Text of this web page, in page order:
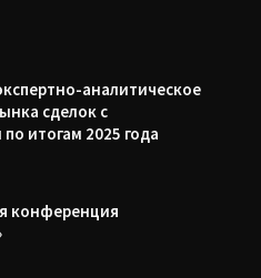
аналитическое
сделок с
итогам 2025 года
конференция